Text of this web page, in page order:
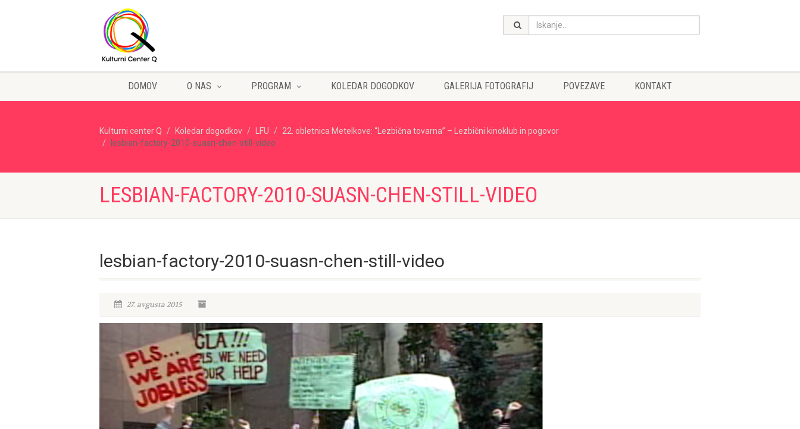
DOMOV O NAS PROGRAM KOLEDAR DOGODKOV GALERIJA FOTOGRAFIJ POVEZAVE KONTAKT
Kulturni center Q Koledar dogodkov LFU
22. obletnica Metelkove: “Lezbična tovarna” – Lezbični kinoklub in pogovor
lesbian-factory-2010-suasn-chen-still-video
LESBIAN-FACTORY-2010-SUASN-CHEN-STILL-VIDEO
lesbian-factory-2010-suasn-chen-still-video
27. avgusta 2015